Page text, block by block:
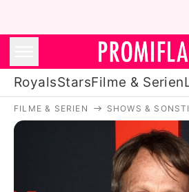
RoyalsStarsFilme & Serien
Royals
Stars
Filme &
FILME & SERIEN SHOWS &